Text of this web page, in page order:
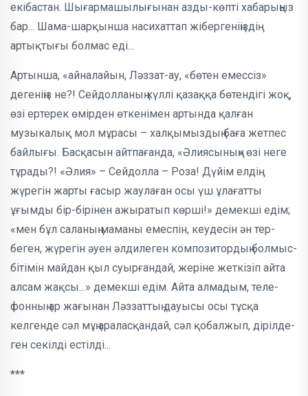
екібастан. Шығармашылығынан азды-көпті хабарыңыз
бар... Шама-шарқынша насихаттап жібергеніңіздің
артықтығы болмас еді...
Артынша, «айналайын, Ләззат-ау, «бөтен емессіз»
дегеніңіз не?! Сейдол­ла­ның күллі қазаққа бөтендігі жоқ,
өзі ер­терек өмірден өткенімен артында қал­ған
музыкалық мол мұрасы – халқы­мыз­дың баға жетпес
байлығы. Басқасын айтпағанда, «Әлиясының» өзі неге
тұра­ды?! «Әлия» – Сейдолла – Роза! Дүйім елдің
жүрегін жарты ғасыр жаулаған осы үш ұлағатты
ұғымды бір-бірінен ажыра­тып көрші!» демек­ші едім;
«мен бұл са­ла­ның маманы емеспін, кеудесін ән тер­
беген, жүрегін әуен әлдилеген компо­зитордың бол­мыс-
бітімін майдан қыл суырғандай, жеріне жеткізіп айта
алсам жақсы...» демекші едім. Айта алмадым, теле­
фонның ар жағынан Ләззаттың дауысы осы тұсқа
келгенде сәл мұң араласқандай, сәл қобалжып, дірілде­
ген секілді естілді...
***